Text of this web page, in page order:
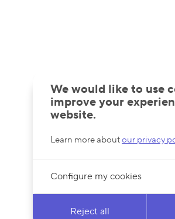
We would like to use
improve your
website.
Learn more aboutour privacy
Configure my cookies
Reject all